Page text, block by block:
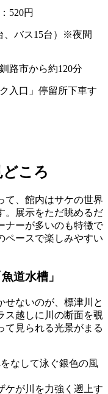
520円
、バス15台）※夜間
路市から約120分
入口」停留所下車す
ころ
て、館内はサケの世界
。展示をただ眺めるだ
ナーが多いのも特徴で
ペースで楽しみやすい
道水槽」
ないのが、 標津川と
ス越しに川の断面を覗
て見られる光景がまる
なして泳ぐ銀色の風
ケが川を力強く遡上す